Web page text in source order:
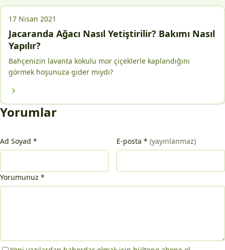
17 Nisan 2021
Jacaranda Ağacı Nasıl Yetiştirilir? Bakımı Nasıl
Yapılır?
Bahçenizin lavanta kokulu mor çiçeklerle kaplandığını
görmek hoşunuza gider miydi?
Yorumlar
Ad Soyad * E-posta * (yayınlanmaz)
Yorumunuz *